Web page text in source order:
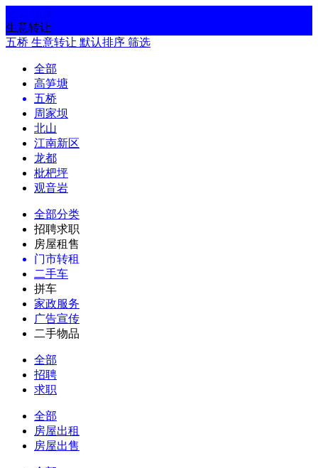
生意转让
五桥 生意转让 默认排序 筛选
全部
高笋塘
五桥
周家坝
北山
江南新区
龙都
枇杷坪
观音岩
全部分类
招聘求职
房屋租售
门市转租
二手车
拼车
家政服务
广告宣传
二手物品
全部
招聘
求职
全部
房屋出租
房屋出售